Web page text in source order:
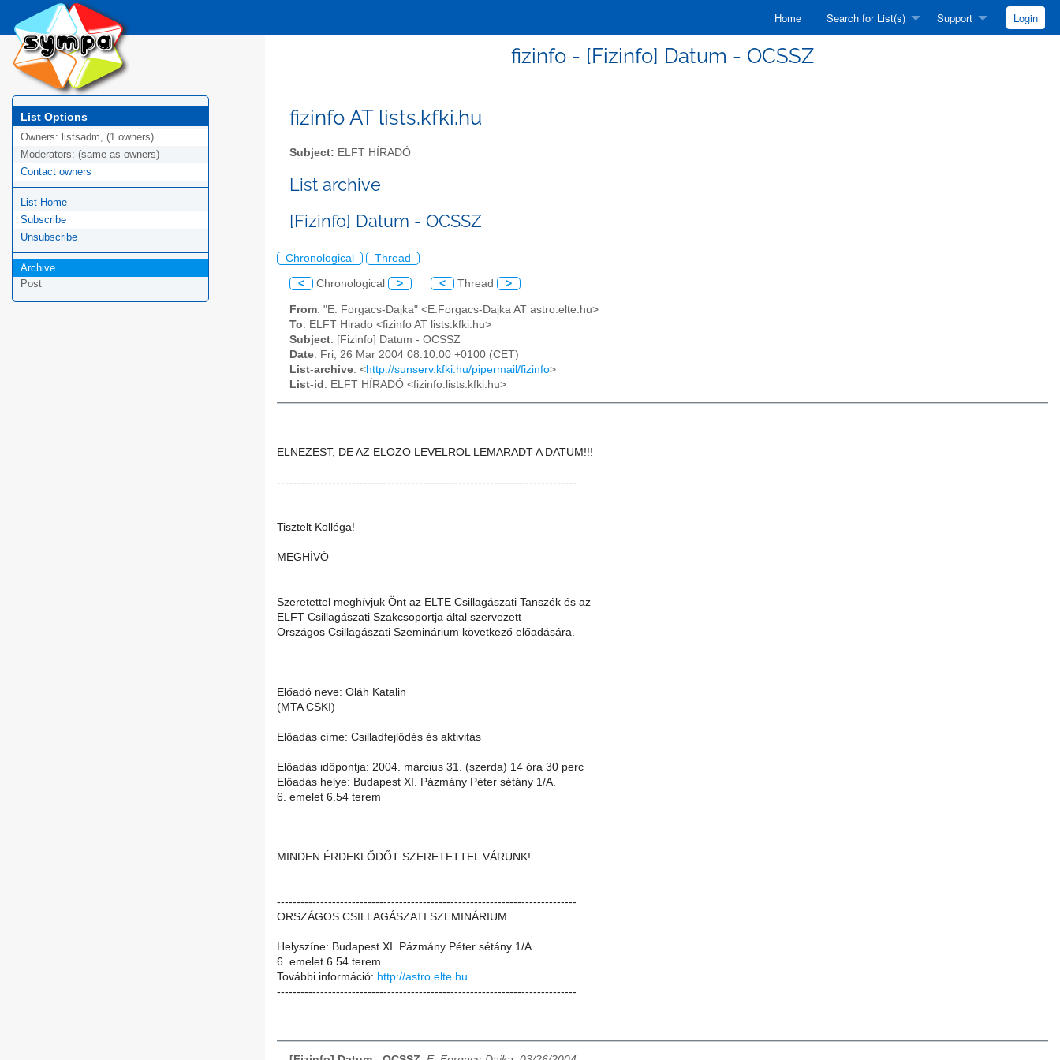
Home Search for List(s) Support Login
fizinfo - [Fizinfo] Datum - OCSSZ
List Options
Owners: listsadm, (1 owners)
Moderators: (same as owners)
Contact owners
List Home
Subscribe
Unsubscribe
Archive
Post
fizinfo AT lists.kfki.hu
Subject: ELFT HÍRADÓ
List archive
[Fizinfo] Datum - OCSSZ
Chronological Thread
< Chronological > < Thread >
From: "E. Forgacs-Dajka" <E.Forgacs-Dajka AT astro.elte.hu>
To: ELFT Hirado <fizinfo AT lists.kfki.hu>
Subject: [Fizinfo] Datum - OCSSZ
Date: Fri, 26 Mar 2004 08:10:00 +0100 (CET)
List-archive: <http://sunserv.kfki.hu/pipermail/fizinfo>
List-id : ELFT HÍRADÓ <fizinfo.lists.kfki.hu>
ELNEZEST, DE AZ ELOZO LEVELROL LEMARADT A DATUM!!!
----------------------------------------------------------------------------
Tisztelt Kolléga!
MEGHÍVÓ
Szeretettel meghívjuk Önt az ELTE Csillagászati Tanszék és az
ELFT Csillagászati Szakcsoportja által szervezett
Országos Csillagászati Szeminárium következő előadására.
Előadó neve: Oláh Katalin
(MTA CSKI)
Előadás címe: Csilladfejlődés és aktivitás
Előadás időpontja: 2004. március 31. (szerda) 14 óra 30 perc
Előadás helye: Budapest XI. Pázmány Péter sétány 1/A.
6. emelet 6.54 terem
MINDEN ÉRDEKLŐDŐT SZERETETTEL VÁRUNK!
----------------------------------------------------------------------------
ORSZÁGOS CSILLAGÁSZATI SZEMINÁRIUM
Helyszíne: Budapest XI. Pázmány Péter sétány 1/A.
6. emelet 6.54 terem
További információ: http://astro.elte.hu
----------------------------------------------------------------------------